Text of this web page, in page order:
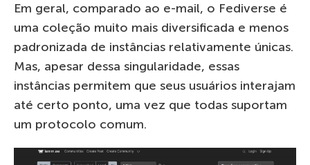
Em geral, comparado ao e-mail, o Fediverse é
uma coleção muito mais diversificada e menos
padronizada de instâncias relativamente únicas.
Mas, apesar dessa singularidade, essas
instâncias permitem que seus usuários interajam
até certo ponto, uma vez que todas suportam
um protocolo comum.